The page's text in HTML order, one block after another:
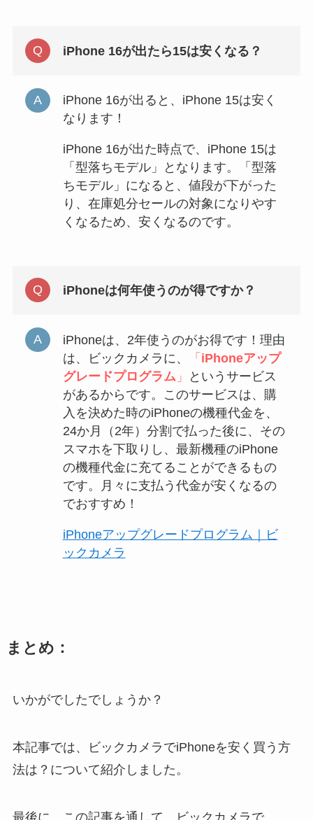
iPhone 16が出たら15は安くなる？
iPhone 16が出ると、iPhone 15は安く
なります！
iPhone 16が出た時点で、iPhone 15は
「型落ちモデル」となります。「型落
ちモデル」になると、値段が下がった
り、在庫処分セールの対象になりやす
くなるため、安くなるのです。
iPhoneは何年使うのが得ですか？
iPhoneは、2年使うのがお得です！理由
は、ビックカメラに、
「 iPhoneアップ
グレードプログラム 」
というサービス
があるからです。このサービスは、購
入を決めた時のiPhoneの機種代金を、
24か月（2年）分割で払った後に、その
スマホを下取りし、最新機種のiPhone
の機種代金に充てることができるもの
です。月々に支払う代金が安くなるの
でおすすめ！
iPhoneアップグレードプログラム｜ビ
ックカメラ
まとめ：
いかがでしたでしょうか？
本記事では、ビックカメラでiPhoneを安く買う方
法は？について紹介しました。
最後に、この記事を通して、ビックカメラで